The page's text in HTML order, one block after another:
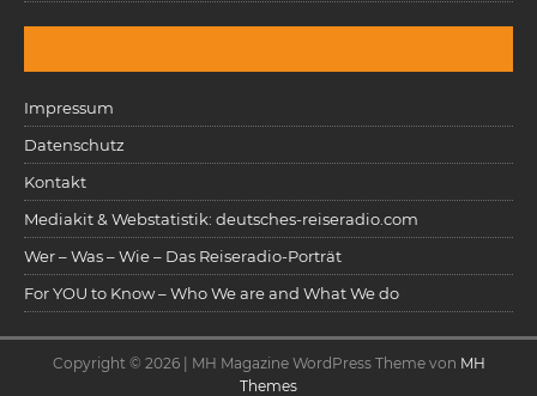
Impressum
Datenschutz
Kontakt
Mediakit & Webstatistik: deutsches-reiseradio.com
Wer – Was – Wie – Das Reiseradio-Porträt
For YOU to Know – Who We are and What We do
Copyright © 2026 | MH Magazine WordPress Theme von MH
Themes